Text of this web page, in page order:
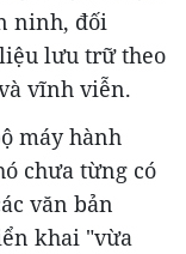
ninh, đối
lưu trữ theo
vĩnh viễn.
máy hành
chưa từng có
văn bản
khai "vừa